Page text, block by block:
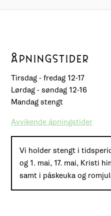
ÅPNINGSTIDER
Tirsdag - fredag 12-17
Lørdag - søndag 12-16
Mandag stengt
Avvikende åpningstider
Vi holder stengt i
og 1. mai, 17. mai, Kristi
samt i påskeuka og